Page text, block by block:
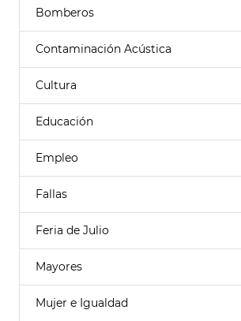
Bomberos
Contaminación Acústica
Cultura
Educación
Empleo
Fallas
Feria de Julio
Mayores
Mujer e Igualdad